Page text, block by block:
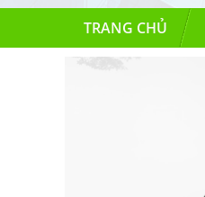
TRANG CHỦ